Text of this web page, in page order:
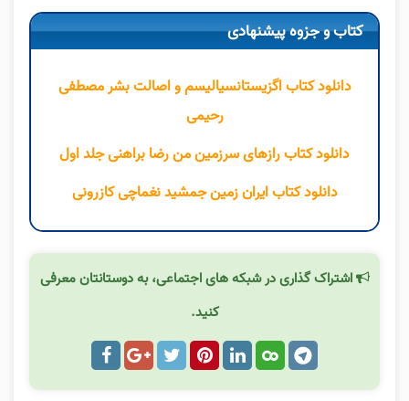
کتاب و جزوه پیشنهادی
دانلود کتاب اگزیستانسیالیسم و اصالت بشر مصطفی
رحیمی
دانلود کتاب رازهای سرزمین من رضا براهنی جلد اول
دانلود کتاب ایران زمین جمشید نغماچی کازرونی
اشتراک گذاری در شبکه های اجتماعی، به دوستانتان معرفی
کنید.